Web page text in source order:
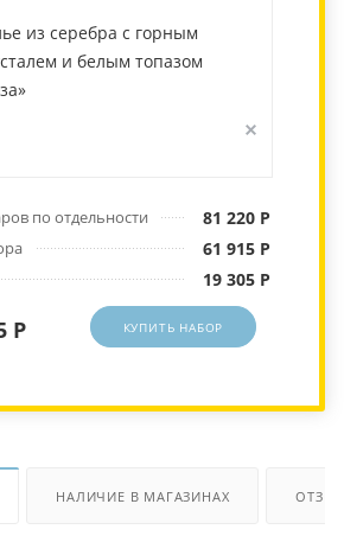
из серебра с горным
и белым топазом
по отдельности 81 220 Р
61 915 Р
19 305 Р
Р КУПИТЬ НАБОР
НАЛИЧИЕ В МАГАЗИНАХ